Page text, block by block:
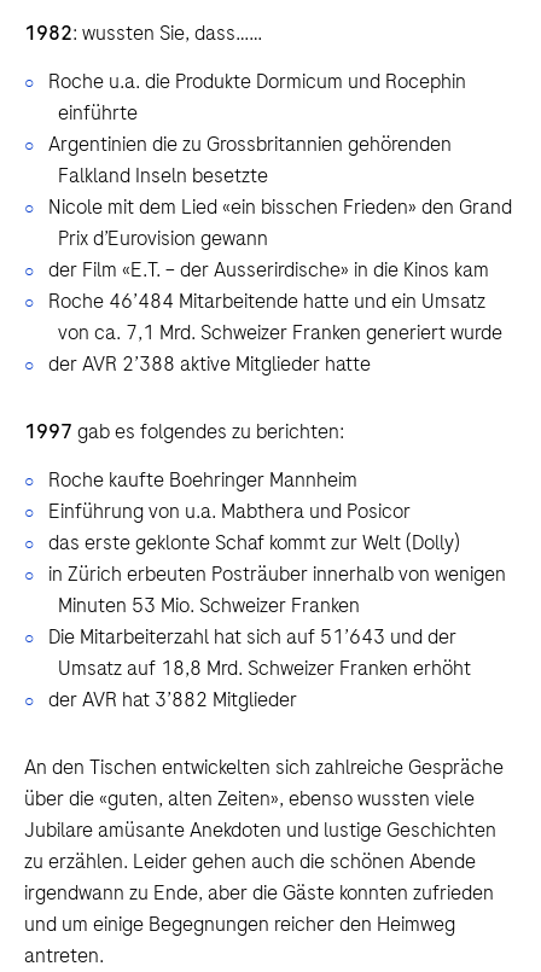
1982: wussten Sie, dass……
Roche u.a. die Produkte Dormicum und Rocephin
einführte
Argentinien die zu Grossbritannien gehörenden
Falkland Inseln besetzte
Nicole mit dem Lied «ein bisschen Frieden» den Grand
Prix d’Eurovision gewann
der Film «E.T. – der Ausserirdische» in die Kinos kam
Roche 46’484 Mitarbeitende hatte und ein Umsatz
von ca. 7,1 Mrd. Schweizer Franken generiert wurde
der AVR 2’388 aktive Mitglieder hatte
1997 gab es folgendes zu berichten:
Roche kaufte Boehringer Mannheim
Einführung von u.a. Mabthera und Posicor
das erste geklonte Schaf kommt zur Welt (Dolly)
in Zürich erbeuten Posträuber innerhalb von wenigen
Minuten 53 Mio. Schweizer Franken
Die Mitarbeiterzahl hat sich auf 51’643 und der
Umsatz auf 18,8 Mrd. Schweizer Franken erhöht
der AVR hat 3’882 Mitglieder
An den Tischen entwickelten sich zahlreiche Gespräche
über die «guten, alten Zeiten», ebenso wussten viele
Jubilare amüsante Anekdoten und lustige Geschichten
zu erzählen. Leider gehen auch die schönen Abende
irgendwann zu Ende, aber die Gäste konnten zufrieden
und um einige Begegnungen reicher den Heimweg
antreten.